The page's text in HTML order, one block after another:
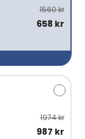
1560 kr
658 kr
1974 kr
987 kr